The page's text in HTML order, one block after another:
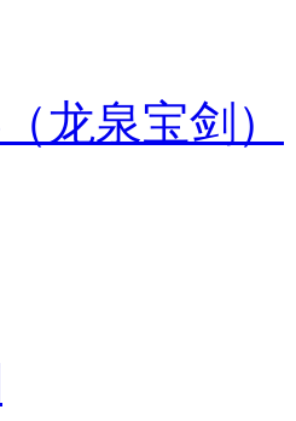
龙泉宝剑）